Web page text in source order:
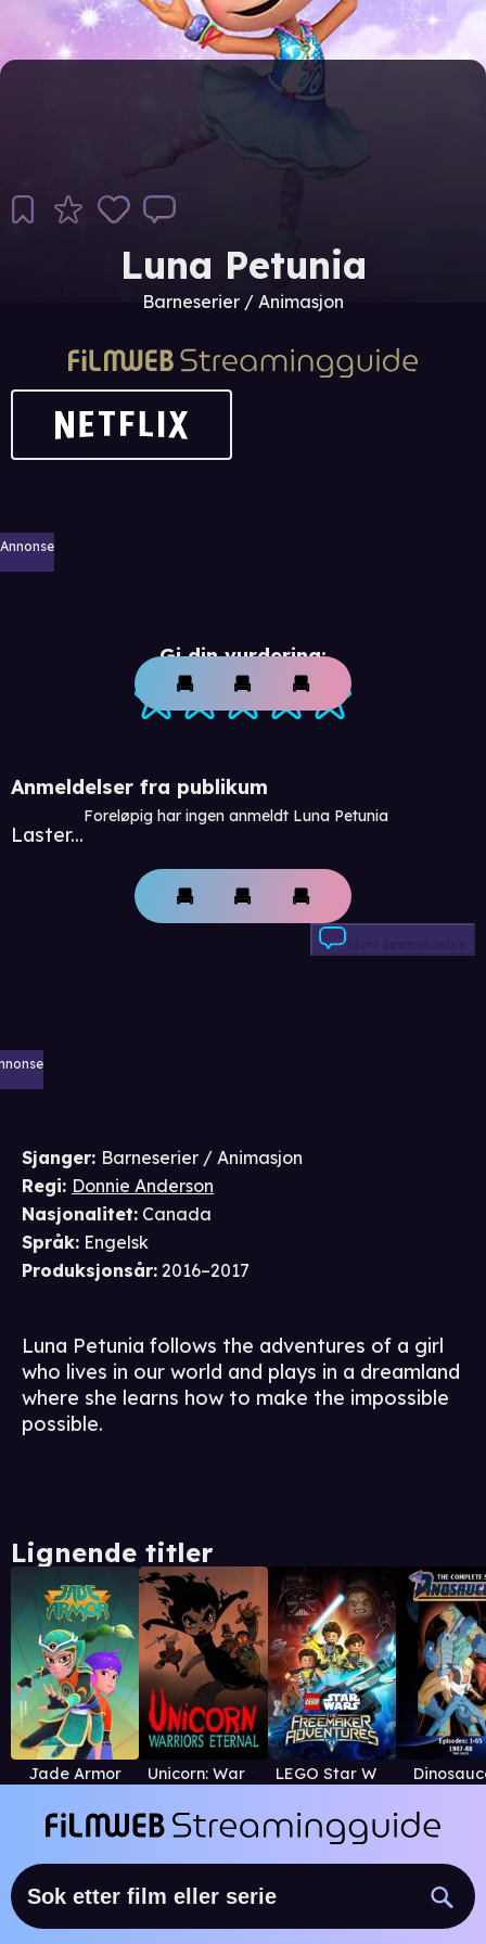
Luna Petunia
Barneserier / Animasjon
Annonse
Gi din vurdering:
Anmeldelser fra publikum
Laster...
Foreløpig har ingen anmeldt Luna Petunia
Skriv anmeldelse
Sjanger: Barneserier / Animasjon
Regi: Donnie Anderson
Nasjonalitet: Canada
Språk: Engelsk
Produksjonsår: 2016–2017
Luna Petunia follows the adventures of a girl
who lives in our world and plays in a dreamland
where she learns how to make the impossible
possible.
Lignende titler
Jade Armor Unicorn: Warriors Eternal LEGO Star Wars: The Freemaker Adventures